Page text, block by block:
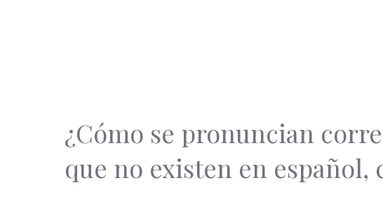
¿Cómo se pronuncian
que no existen en español,